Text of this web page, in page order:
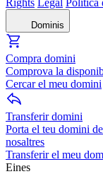
Rights Legal Política
Dominis
Compra domini
Comprova la
Cercar el meu domini
Transferir domini
Porta el teu domini
nosaltres
Transferir el meu
Eines